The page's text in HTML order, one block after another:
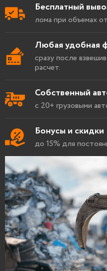
Бесплатный
лома при объемах
Любая удобная
сразу после
расчет.
Собственный
с 20+ грузовыми
Бонусы и скидки
до 15% для